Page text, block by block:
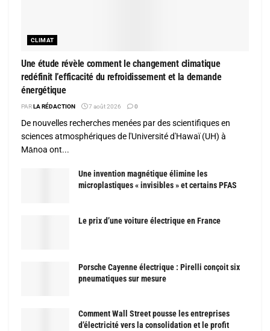
CLIMAT
Une étude révèle comment le changement climatique
redéfinit l’efficacité du refroidissement et la demande
énergétique
PAR LA RÉDACTION 7 août 2026 0
De nouvelles recherches menées par des scientifiques en
sciences atmosphériques de l'Université d'Hawaï (UH) à
Mānoa ont...
Une invention magnétique élimine les
microplastiques « invisibles » et certains PFAS
Le prix d’une voiture électrique en France
Porsche Cayenne électrique : Pirelli conçoit six
pneumatiques sur mesure
Comment Wall Street pousse les entreprises
d’électricité vers la consolidation et le profit